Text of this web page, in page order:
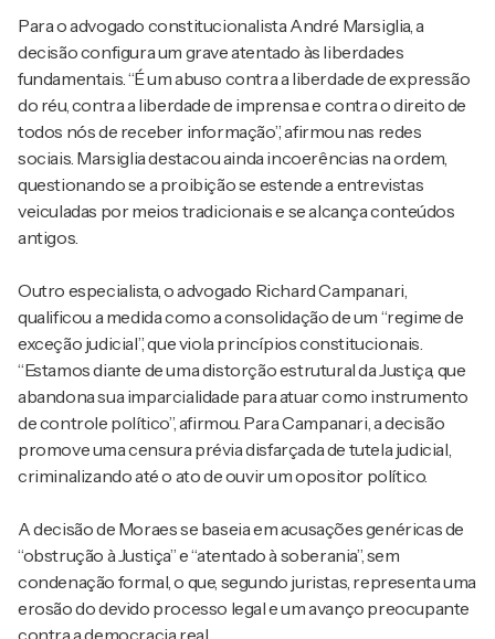
Para o advogado constitucionalista André Marsiglia, a
decisão configura um grave atentado às liberdades
fundamentais. “É um abuso contra a liberdade de expressão
do réu, contra a liberdade de imprensa e contra o direito de
todos nós de receber informação”, afirmou nas redes
sociais. Marsiglia destacou ainda incoerências na ordem,
questionando se a proibição se estende a entrevistas
veiculadas por meios tradicionais e se alcança conteúdos
antigos.
Outro especialista, o advogado Richard Campanari,
qualificou a medida como a consolidação de um “regime de
exceção judicial”, que viola princípios constitucionais.
“Estamos diante de uma distorção estrutural da Justiça, que
abandona sua imparcialidade para atuar como instrumento
de controle político”, afirmou. Para Campanari, a decisão
promove uma censura prévia disfarçada de tutela judicial,
criminalizando até o ato de ouvir um opositor político.
A decisão de Moraes se baseia em acusações genéricas de
“obstrução à Justiça” e “atentado à soberania”, sem
condenação formal, o que, segundo juristas, representa uma
erosão do devido processo legal e um avanço preocupante